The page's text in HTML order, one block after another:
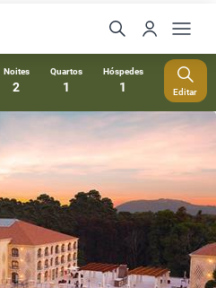
Noites
2
Quartos
1
Hóspedes
1 Editar